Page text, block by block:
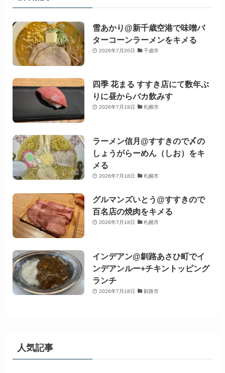
雪あかり@新千歳空港で味噌バ
ターコーンラーメンをキメる
2026年7月20日 千歳市
四季 花まる すすき店にて数年ぶ
りに昼からバカ飲みす
2026年7月19日 札幌市
ラーメン信月@すすきので〆の
しょうがらーめん（しお）をキ
メる
2026年7月18日 札幌市
グルマンズいとう@すすきので
百名店の焼肉をキメる
2026年7月18日 札幌市
インデアン@釧路あさひ町でイ
ンデアンルー+チキントッピング
ランチ
2026年7月18日 釧路市
人気記事